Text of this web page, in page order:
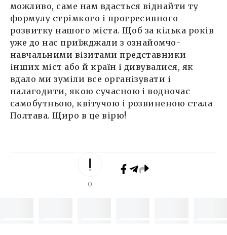
можливо, саме нам вдасться віднайти ту
формулу стрімкого і прогресивного
розвитку нашого міста. Щоб за кілька років
уже до нас приїжджали з ознайомчо-
навчальними візитами представники
інших міст або й країн і дивувалися, як
вдало ми зуміли все організувати і
налагодити, якою сучасною і водночас
самобутньою, квітучою і розвиненою стала
Полтава. Щиро в це вірю!
0